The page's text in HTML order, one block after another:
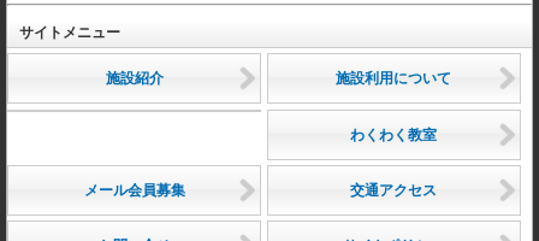
サイトメニュー
施設紹介 施設利用について
わくわく教室
メール会員募集 交通アクセス